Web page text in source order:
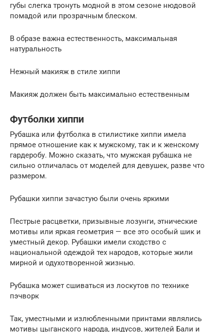
губы слегка тронуть модной в этом сезоне нюдовой
помадой или прозрачным блеском.
В образе важна естественность, максимальная
натуральность
Нежный макияж в стиле хиппи
Макияж должен быть максимально естественным
Футболки хиппи
Рубашка или футболка в стилистике хиппи имела
прямое отношение как к мужскому, так и к женскому
гардеробу. Можно сказать, что мужская рубашка не
сильно отличалась от моделей для девушек, разве что
размером.
Рубашки хиппи зачастую были очень яркими
Пестрые расцветки, призывные лозунги, этнические
мотивы или яркая геометрия — все это особый шик и
уместный декор. Рубашки имели сходство с
национальной одеждой тех народов, которые жили
мирной и одухотворенной жизнью.
Рубашка может сшиваться из лоскутов по технике
пэчворк
Так, уместными и излюбленными принтами являлись
мотивы цыганского народа, индусов, жителей Бали и